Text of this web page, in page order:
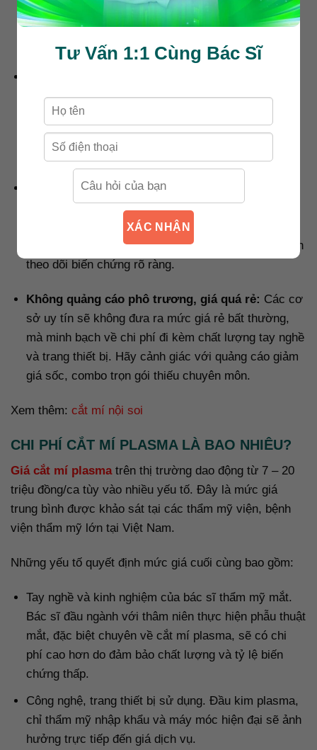
Tư Vấn 1:1 Cùng Bác Sĩ
XÁC NHẬN
nghiệp luôn lưu trữ và công bố kết quả thực tế của
khách hàng cũ, đặc biệt là các ca khó như: mí lệch,
mí sụp bẩm sinh, sửa mí hỏng.
khám, phân tích cấu trúc mí bằng hình ảnh hoặc
máy đo tỷ lệ khuôn mặt. Không vội vàng mổ khi
chưa lên phác đồ riêng, không hứa hẹn kết quả
chung chung.
Phòng mổ vô trùng:Nơi đạt chuẩn phải có phòng
mổ riêng biệt, vô khuẩn , trang bị đầy đủ máy theo
dõi sinh hiệu, thiết bị chiếu sáng chuyên dụng. Sau
mổ cần có quy trình chăm sóc, tái khám, hướng dẫn
theo dõi biến chứng rõ ràng.
Không quảng cáo phô trương, giá quá rẻ: Các cơ
sở uy tín sẽ không đưa ra mức giá rẻ bất thường,
mà minh bạch về chi phí đi kèm chất lượng tay nghề
và trang thiết bị. Hãy cảnh giác với quảng cáo giảm
giá sốc, combo trọn gói thiếu chuyên môn.
Xem thêm: cắt mí nội soi
CHI PHÍ CẮT MÍ PLASMA LÀ BAO NHIÊU?
Giá cắt mí plasmatrên thị trường dao động từ 7 – 20
triệu đồng/ca tùy vào nhiều yếu tố. Đây là mức giá
trung bình được khảo sát tại các thẩm mỹ viện, bệnh
viện thẩm mỹ lớn tại Việt Nam.
Những yếu tố quyết định mức giá cuối cùng bao gồm:
Tay nghề và kinh nghiệm của bác sĩ thẩm mỹ mắt.
Bác sĩ đầu ngành với thâm niên thực hiện phẫu thuật
mắt, đặc biệt chuyên về cắt mí plasma, sẽ có chi
phí cao hơn do đảm bảo chất lượng và tỷ lệ biến
chứng thấp.
Công nghệ, trang thiết bị sử dụng. Đầu kim plasma,
chỉ thẩm mỹ nhập khẩu và máy móc hiện đại sẽ ảnh
hưởng trực tiếp đến giá dịch vụ.